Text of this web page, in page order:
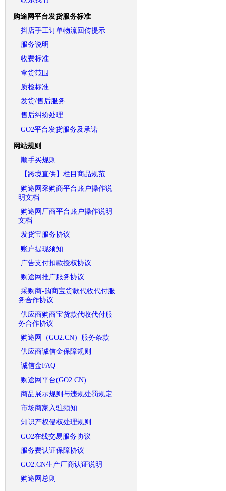
购途网平台发货服务标准
抖店手工订单物流回传提示
服务说明
收费标准
拿货范围
质检标准
发货/售后服务
售后纠纷处理
GO2平台发货服务及承诺
网站规则
顺手买规则
【跨境直供】栏目商品规范
购途网采购商平台账户操作说
明文档
购途网厂商平台账户操作说明
文档
发货宝服务协议
账户提现须知
广告支付扣款授权协议
购途网推广服务协议
采购商-购商宝货款代收代付服
务合作协议
供应商购商宝货款代收代付服
务合作协议
购途网（GO2.CN）服务条款
供应商诚信金保障规则
诚信金FAQ
购途网平台(GO2.CN)
商品展示规则与违规处罚规定
市场商家入驻须知
知识产权侵权处理规则
GO2在线交易服务协议
服务费认证保障协议
GO2.CN生产厂商认证说明
购途网总则